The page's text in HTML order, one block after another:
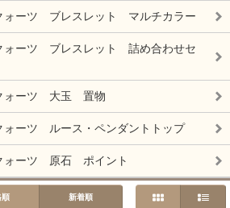
ォーツ ブレスレット マルチカラー
ォーツ ブレスレット 詰め合わせセ
ォーツ 大玉 置物
ォーツ ルース・ペンダントトップ
ォーツ 原石 ポイント
順 新着順